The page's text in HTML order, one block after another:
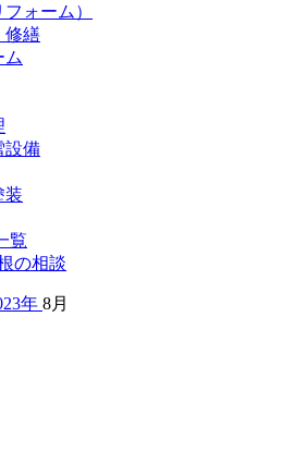
ォーム）
修繕
ム
設備
装
覧
の相談
年 8月